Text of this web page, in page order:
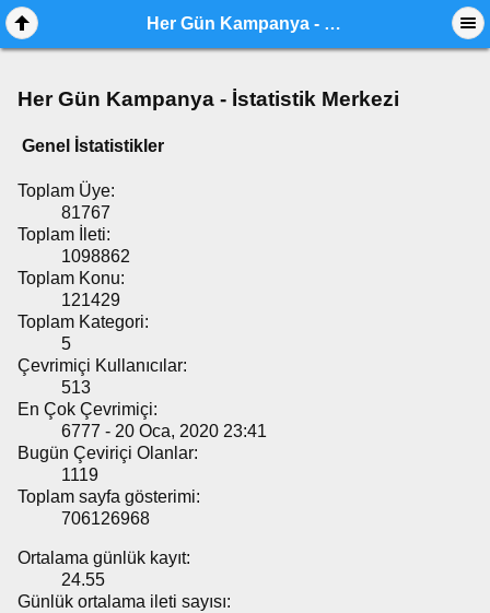
Her Gün Kampanya - İstatistik Merkezi
Her Gün Kampanya - İstatistik Merkezi
Genel İstatistikler
Toplam Üye:
81767
Toplam İleti:
1098862
Toplam Konu:
121429
Toplam Kategori:
5
Çevrimiçi Kullanıcılar:
513
En Çok Çevrimiçi:
6777 - 20 Oca, 2020 23:41
Bugün Çeviriçi Olanlar:
1119
Toplam sayfa gösterimi:
706126968
Ortalama günlük kayıt:
24.55
Günlük ortalama ileti sayısı: